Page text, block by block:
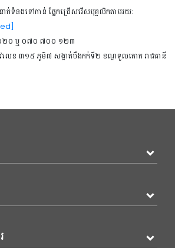
ក់ទំនងទៅកាន់ ផ្នែកជ្រើសរើសបុគ្គលិកតាមរយៈ
២០ ឬ ០៧០ ៧០០ ១២៣
វលេខ ៣១៥ ភូមិ៧ សង្កាត់បឹងកក់ទី២ ខណ្ឌទួលគោក រាជធានី